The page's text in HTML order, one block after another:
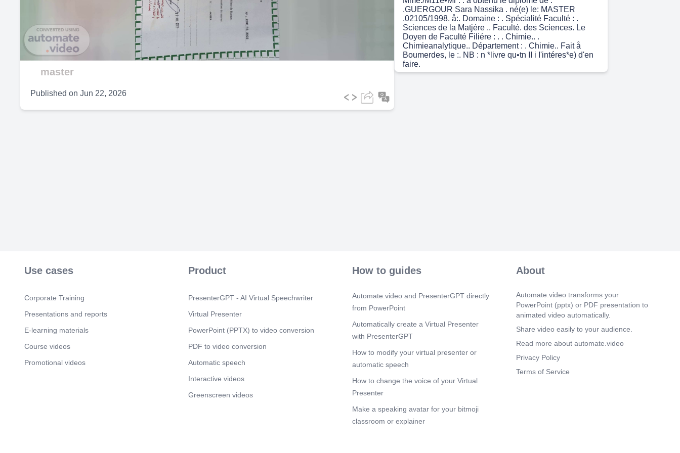
Video
master
Published on Jun 22, 2026
.GUERGOUR Sara Nassika . né(e) le: MASTER
.02105/1998. å:. Domaine : . Spécialité Faculté : .
Sciences de la Matjére .. Faculté. des Sciences. Le
Doyen de Faculté Filiére : . . Chimie.. .
Chimieanalytique.. Département : . Chimie.. Fait å
Boumerdes, le :. NB : n *livre qu•tn II i I'intéres*e) d'en
faire.
Use cases
Corporate Training
Presentations and reports
E-learning materials
Course videos
Promotional videos
Product
PresenterGPT - AI Virtual Speechwriter
Virtual Presenter
PowerPoint (PPTX) to video conversion
PDF to video conversion
Automatic speech
Interactive videos
Greenscreen videos
How to guides
Automate.video and PresenterGPT directly
from PowerPoint
Automatically create a Virtual Presenter
with PresenterGPT
How to modify your virtual presenter or
automatic speech
How to change the voice of your Virtual
Presenter
Make a speaking avatar for your bitmoji
classroom or explainer
About
Automate.video transforms your
PowerPoint (pptx) or PDF presentation to
animated video automatically.
Share video easily to your audience.
Read more about automate.video
Privacy Policy
Terms of Service